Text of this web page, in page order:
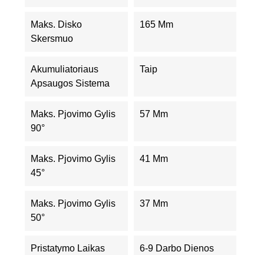
Maks. Disko
Skersmuo
165 Mm
Akumuliatoriaus
Apsaugos Sistema
Taip
Maks. Pjovimo Gylis
90°
57 Mm
Maks. Pjovimo Gylis
45°
41 Mm
Maks. Pjovimo Gylis
50°
37 Mm
Pristatymo Laikas 6-9 Darbo Dienos